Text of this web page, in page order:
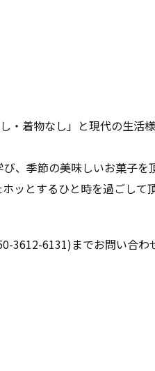
・着物なし」と現代の生活
、季節の美味しいお菓子を
ッとするひと時を過ごして
3612-6131)までお問い合わ